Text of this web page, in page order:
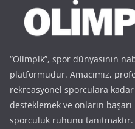
“Olimpik”, spor dünyasının
platformudur. Amacımız,
rekreasyonel sporculara
desteklemek ve onların
sporculuk ruhunu